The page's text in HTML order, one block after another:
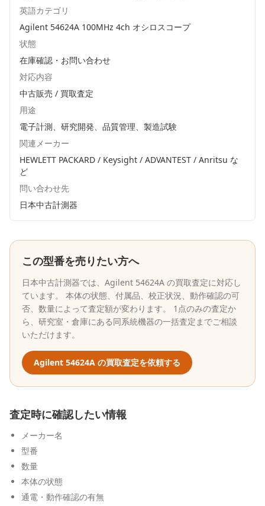
英語カテゴリ
Agilent 54624A 100MHz 4ch オシロスコープ
状態
在庫確認・お問い合わせ
対応内容
中古販売 / 買取査定
用途
電子計測、研究開発、品質管理、製造試験
関連メーカー
HEWLETT PACKARD / Keysight / ADVANTEST / Anritsu な
ど
問い合わせ先
日本中古計測器
この型番を売りたい方へ
日本中古計測器では、 Agilent 54624A の買取査定に対応し
ています。 本体の状態、付属品、校正状況、動作確認の可
否、数量によって査定額が変わります。 1点のみの査定か
ら、研究室・倉庫にある同系統機器の一括査定までご相談
いただけます。
Agilent 54624A の買取査定を依頼する
査定時に確認したい情報
メーカー名
型番
数量
本体の状態
通電・動作確認の有無